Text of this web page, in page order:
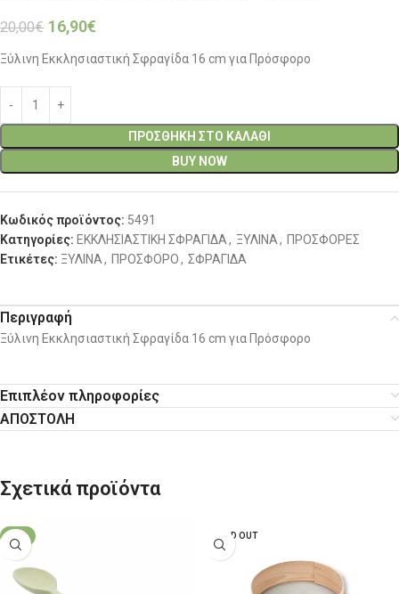
20,00€ 16,90€
Ξύλινη Εκκλησιαστική Σφραγίδα 16 cm για Πρόσφορο
ΠΡΟΣΘΉΚΗ ΣΤΟ ΚΑΛΆΘΙ
BUY NOW
Κωδικός προϊόντος: 5491
Κατηγορίες: ΕΚΚΛΗΣΙΑΣΤΙΚΗ ΣΦΡΑΓΙΔΑ, ΞΥΛΙΝΑ, ΠΡΟΣΦΟΡΕΣ
Ετικέτες: ΞΥΛΙΝΑ, ΠΡΟΣΦΟΡΟ, ΣΦΡΑΓΙΔΑ
Περιγραφή
Ξύλινη Εκκλησιαστική Σφραγίδα 16 cm για Πρόσφορο
Επιπλέον πληροφορίες
ΑΠΟΣΤΟΛΗ
Σχετικά προϊόντα
-3% SOLD OUT